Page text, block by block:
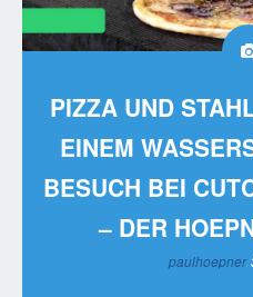
PIZZA UND
EINEM
BESUCH BEI
– DER
paulhoepner